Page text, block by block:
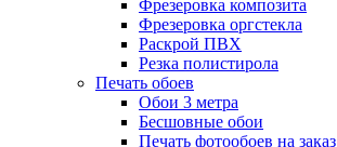
Фрезеровка композита
Фрезеровка оргстекла
Раскрой ПВХ
Резка полистирола
Печать обоев
Обои 3 метра
Бесшовные обои
Печать фотообоев на заказ